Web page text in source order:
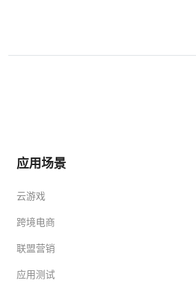
应用场景
云游戏
跨境电商
联盟营销
应用测试